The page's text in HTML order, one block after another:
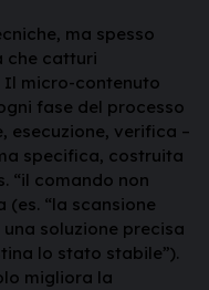
ma spesso
che catturi
Il micro-contenuto
fase del processo
esecuzione, verifica –
specifica, costruita
“il comando non
(es. “la scansione
soluzione precisa
lo stato stabile”).
migliora la